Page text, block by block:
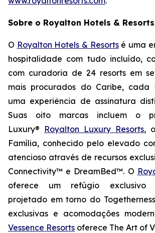
Sobre o Royalton Hotels & Resorts
O Royalton Hotels & Resortsé uma
hospitalidade com tudo incluído,
com curadoria de 24 resorts em
mais procurados do Caribe, cada
uma experiência de assinatura
Suas oito marcas incluem o
Luxury® Royalton Luxury Resorts,
Família, conhecido pelo elevado
atencioso através de recursos
Connectivity™ e DreamBed™. O
oferece um refúgio exclusivo
projetado em torno do Togetherness
exclusivas e acomodações
Vessence Resorts oferece The Art of